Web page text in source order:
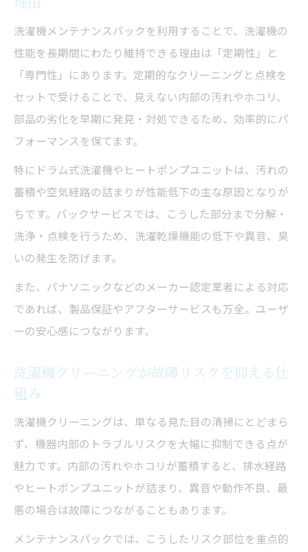
洗濯機メンテナンスパックを利用することで、洗濯機の
性能を長期間にわたり維持できる理由は「定期性」と
「専門性」にあります。定期的なクリーニングと点検を
セットで受けることで、見えない内部の汚れやホコリ、
部品の劣化を早期に発見・対処できるため、効率的にパ
フォーマンスを保てます。
特にドラム式洗濯機やヒートポンプユニットは、汚れの
蓄積や空気経路の詰まりが性能低下の主な原因となりが
ちです。パックサービスでは、こうした部分まで分解・
洗浄・点検を行うため、洗濯乾燥機能の低下や異音、臭
いの発生を防げます。
また、パナソニックなどのメーカー認定業者による対応
であれば、製品保証やアフターサービスも万全。ユーザ
ーの安心感につながります。
洗濯機クリーニングが故障リスクを抑える仕
組み
洗濯機クリーニングは、単なる見た目の清掃にとどまら
ず、機器内部のトラブルリスクを大幅に抑制できる点が
魅力です。内部の汚れやホコリが蓄積すると、排水経路
やヒートポンプユニットが詰まり、異音や動作不良、最
悪の場合は故障につながることもあります。
メンテナンスパックでは、こうしたリスク部位を重点的